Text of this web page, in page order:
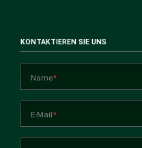
KONTAKTIEREN SIE UNS
Pflichtfeld
Name*
Pflichtfeld
E-Mail *